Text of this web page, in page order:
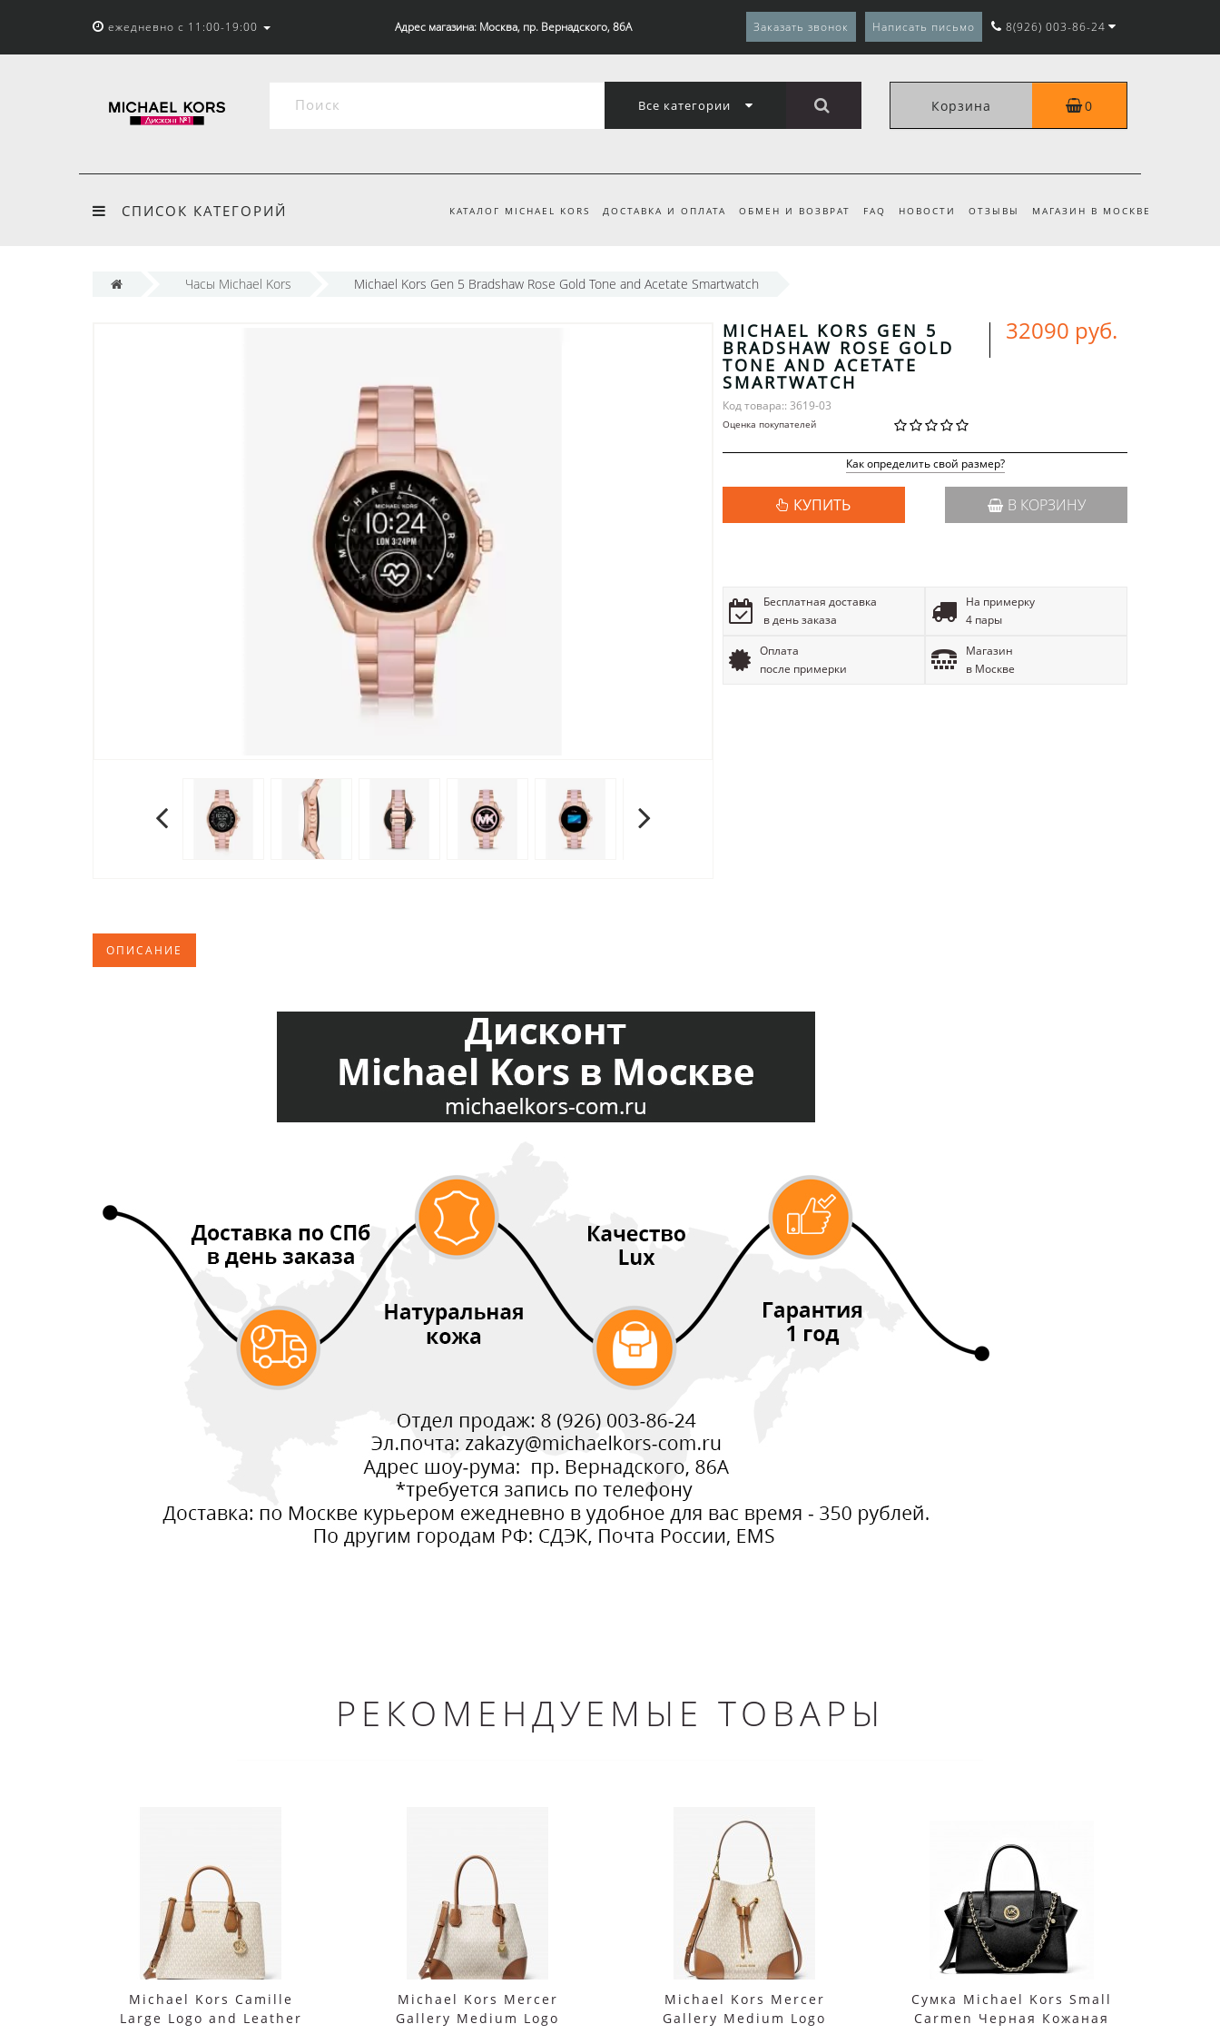
ежедневно с 11:00-19:00 Адрес магазина: Москва, пр. Вернадского, 86А Заказать звонок Написать письмо 8(926) 003-86-24
Все категории Корзина 0
СПИСОК КАТЕГОРИЙ КАТАЛОГ MICHAEL KORS ДОСТАВКА И ОПЛАТА ОБМЕН И ВОЗВРАТ FAQ НОВОСТИ ОТЗЫВЫ МАГАЗИН В МОСКВЕ
Часы Michael Kors Michael Kors Gen 5 Bradshaw Rose Gold Tone and Acetate Smartwatch
MICHAEL KORS GEN 5
BRADSHAW ROSE GOLD
TONE AND ACETATE
SMARTWATCH
Код товара:: 3619-03
Оценка покупателей
32090 руб.
Как определить свой размер?
КУПИТЬ В КОРЗИНУ
Бесплатная доставка
в день заказа
На примерку
4 пары
Оплата
после примерки
Магазин
в Москве
ОПИСАНИЕ
РЕКОМЕНДУЕМЫЕ ТОВАРЫ
Michael Kors Camille
Large Logo and Leather
Michael Kors Mercer
Gallery Medium Logo
Michael Kors Mercer
Gallery Medium Logo
Сумка Michael Kors Small
Carmen Черная Кожаная